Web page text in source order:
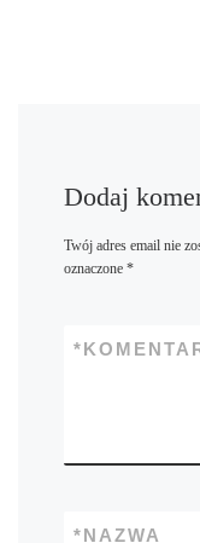
Dodaj
Twój adres email nie
oznaczone *
*
NAZWA
*